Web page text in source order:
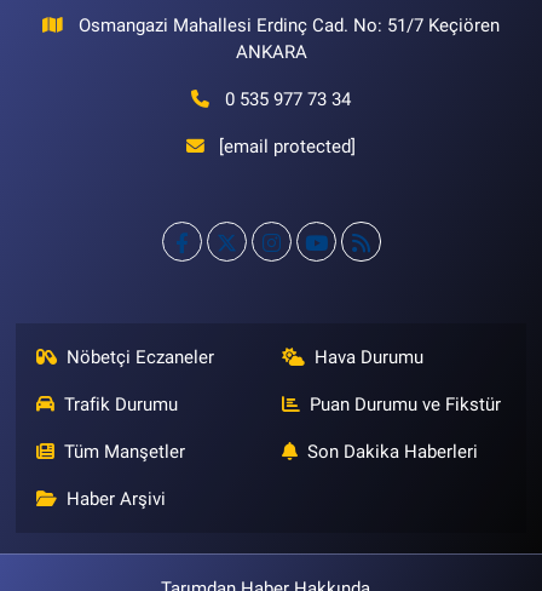
Osmangazi Mahallesi Erdinç Cad. No: 51/7 Keçiören
ANKARA
0 535 977 73 34
[email protected]
Nöbetçi Eczaneler Hava Durumu
Trafik Durumu Puan Durumu ve Fikstür
Tüm Manşetler Son Dakika Haberleri
Haber Arşivi